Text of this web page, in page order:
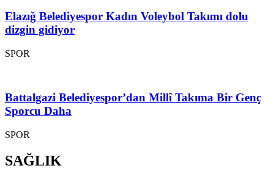
Elazığ Belediyespor Kadın Voleybol Takımı dolu
dizgin gidiyor
SPOR
Battalgazi Belediyespor’dan Millî Takıma Bir Genç
Sporcu Daha
SPOR
SAĞLIK